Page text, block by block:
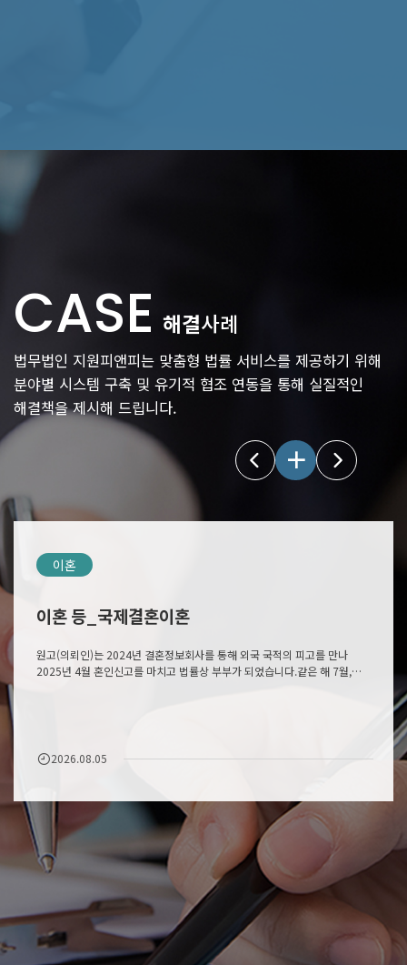
CASE 해결사례
법무법인 지원피앤피는 맞춤형 법률 서비스를 제공하기 위해
분야별 시스템 구축 및 유기적 협조 연동을 통해 실질적인
해결책을 제시해 드립니다.
이혼
이혼 등_국제결혼이혼
원고(의뢰인)는 2024년 결혼정보회사를 통해 외국 국적의 피고를 만나
2025년 4월 혼인신고를 마치고 법률상 부부가 되었습니다.같은 해 7월,
2026.08.05